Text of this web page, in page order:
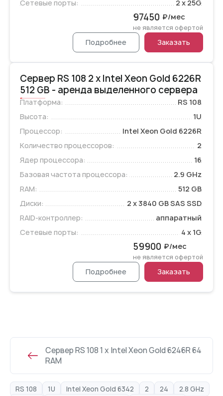
Сетевые порты:
2 x 25G
97450 ₽/мес
не является офертой
Подробнее Заказать
Сервер RS 108 2 x Intel Xeon Gold 6226R
512 GB - аренда выделенного сервера
Платформа:
RS 108
Высота:
1U
Процессор:
Intel Xeon Gold 6226R
Количество процессоров:
2
Ядер процессора:
16
Базовая частота процессора:
2.9 GHz
RAM:
512 GB
Диски:
2 x 3840 GB SAS SSD
RAID-контроллер:
аппаратный
Сетевые порты:
4 x 1G
59900 ₽/мес
не является офертой
Подробнее Заказать
Сервер RS 108 1 x Intel Xeon Gold 6246R 64
RAM
RS 108 1U Intel Xeon Gold 6342 2 24
2.8 GHz